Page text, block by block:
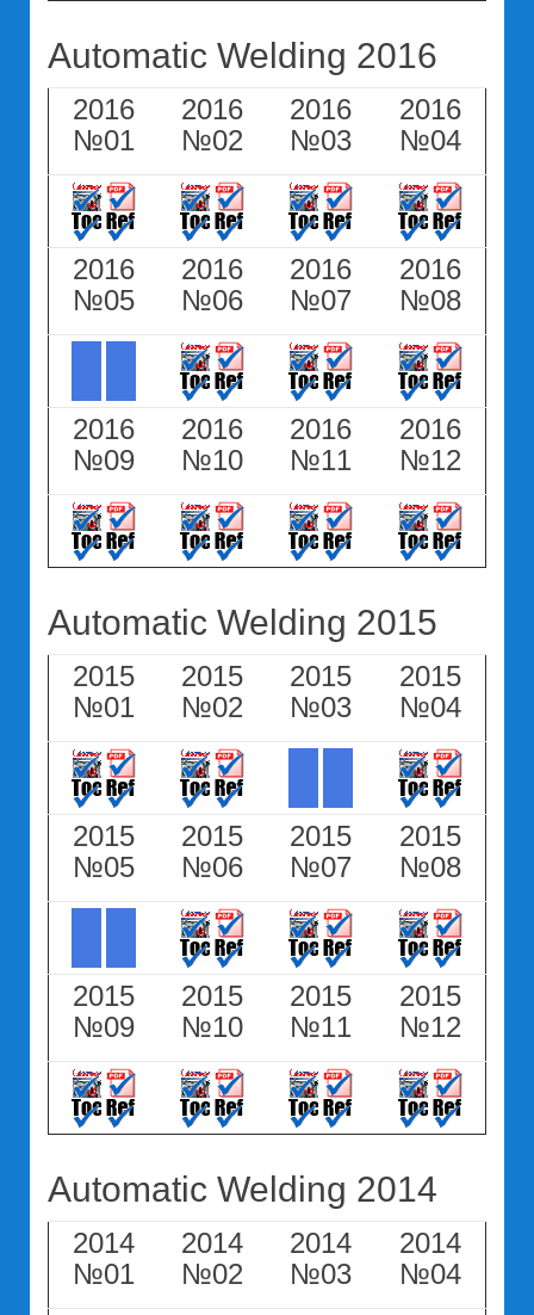
Automatic Welding 2016
2016
№01
2016
№02
2016
№03
2016
№04
2016
№05
2016
№06
2016
№07
2016
№08
2016
№09
2016
№10
2016
№11
2016
№12
Automatic Welding 2015
2015
№01
2015
№02
2015
№03
2015
№04
2015
№05
2015
№06
2015
№07
2015
№08
2015
№09
2015
№10
2015
№11
2015
№12
Automatic Welding 2014
2014
№01
2014
№02
2014
№03
2014
№04